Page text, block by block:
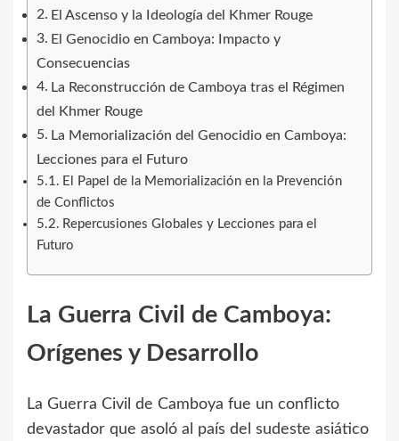
El Ascenso y la Ideología del Khmer Rouge
El Genocidio en Camboya: Impacto y
Consecuencias
La Reconstrucción de Camboya tras el Régimen
del Khmer Rouge
La Memorialización del Genocidio en Camboya:
Lecciones para el Futuro
El Papel de la Memorialización en la Prevención
de Conflictos
Repercusiones Globales y Lecciones para el
Futuro
La Guerra Civil de Camboya:
Orígenes y Desarrollo
La Guerra Civil de Camboya fue un conflicto
devastador que asoló al país del sudeste asiático